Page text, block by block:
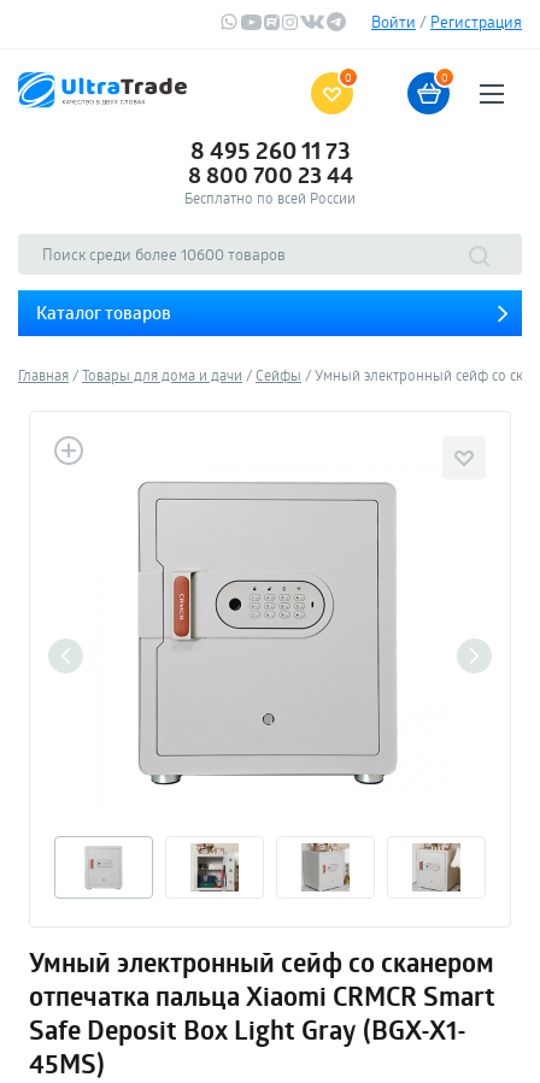
Войти / Регистрация
0 0
8 495 260 11 73
8 800 700 23 44
Бесплатно по всей России
Каталог товаров
Главная Товары для дома и дачи Сейфы Умный электронный сейф со
Умный электронный сейф со сканером
отпечатка пальца Xiaomi CRMCR Smart
Safe Deposit Box Light Gray (BGX-X1-
45MS)